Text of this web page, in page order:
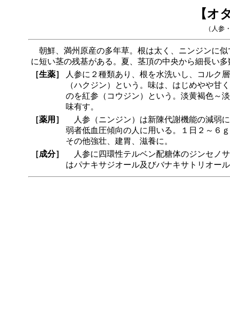
【オ
（人
朝鮮、満州原産の多年草。根は太く、ニンジンに
に短い茎の残基がある。夏、茎頂の中央から細長い
［生薬］
人参に２種類あり、根を水洗いし、コルク
（ハクジン）という。味は、はじめやや甘
のを紅参（コウジン）という。淡黄褐色～
味有す。
［薬用］
人参（ニンジン）は新陳代謝機能の減弱
弱者低血圧傾向の人に用いる。１日２～６
その他強壮、建胃、滋養に。
［成分］
人参に四環性テルベン配糖体のジンセノ
はパナキサジオール及びバナキサトリオー